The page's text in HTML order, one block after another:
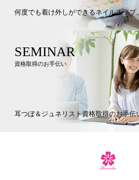
何度でも着け外しができるネイルチップ。
SEMINAR
資格取得のお手伝い
耳つぼ＆ジュネリスト資格取得のお手伝